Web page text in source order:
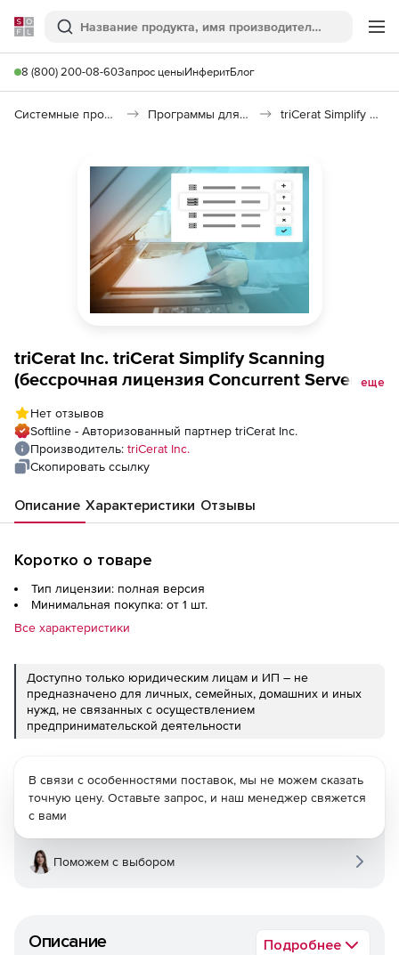
Softline
Поиск
8 (800) 200-08-60Запрос ценыИнферитБлог
Системные программы Программы для настройки системы triCerat Simplify Scanning
triCerat Inc. triCerat Simplify Scanning
(бессрочная лицензия Concurrent Server),еще
Нет отзывов
Softline - Авторизованный партнер triCerat Inc.
Производитель: triCerat Inc.
Скопировать ссылку
Описание Характеристики Отзывы
Коротко о товаре
Тип лицензии: полная версия
Минимальная покупка: от 1 шт.
Все характеристики
Доступно только юридическим лицам и ИП – не
предназначено для личных, семейных, домашних и иных
нужд, не связанных с осуществлением
предпринимательской деятельности
Описание Подробнее
В связи с особенностями поставок, мы не можем сказать
точную цену. Оставьте запрос, и наш менеджер свяжется
с вами
Поможем с выбором